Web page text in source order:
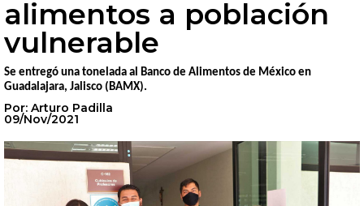
alimentos a población
vulnerable
Se entregó una tonelada al Banco de Alimentos de México en
Guadalajara, Jalisco (BAMX).
Por: Arturo Padilla
09/Nov/2021